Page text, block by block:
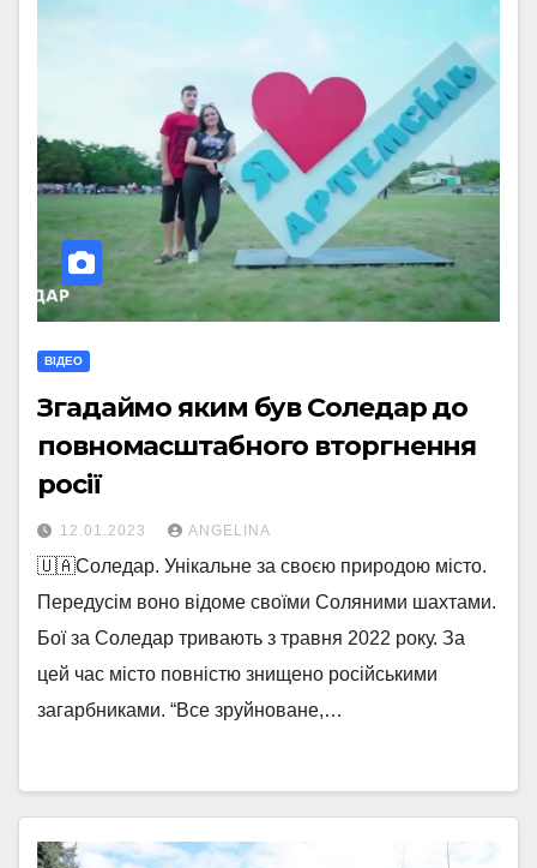
ВІДЕО
Згадаймо яким був Соледар до
повномасштабного вторгнення
росії
12.01.2023 ANGELINA
🇺🇦Соледар. Унікальне за своєю природою місто.
Передусім воно відоме своїми Соляними шахтами.
Бої за Соледар тривають з травня 2022 року. За
цей час місто повністю знищено російськими
загарбниками. “Все зруйноване,…